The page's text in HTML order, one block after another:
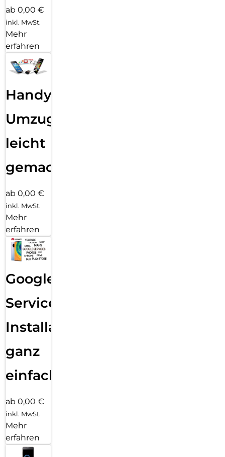
ab 0,00 €
inkl. MwSt.
Mehr
erfahren
Handy
Umzug
leicht
gemacht!
ab 0,00 €
inkl. MwSt.
Mehr
erfahren
Google
Services
Installation
ganz
einfach
ab 0,00 €
inkl. MwSt.
Mehr
erfahren